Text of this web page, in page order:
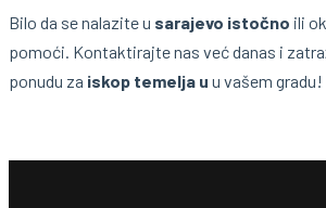
Bilo da se nalazite u sarajevo istočno ili
pomoći. Kontaktirajte nas već danas i
ponudu za iskop temelja u u vašem gradu!